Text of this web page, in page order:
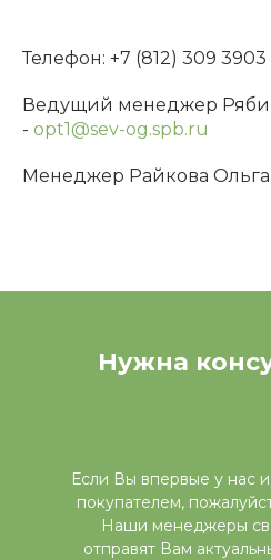
Телефон: +7 (812) 309
Ведущий менеджер
- opt1@sev-og.spb.ru
Менеджер Райкова Ольга
Нужна
Если Вы впервые у нас
покупателем,
Наши менеджеры
отправят Вам